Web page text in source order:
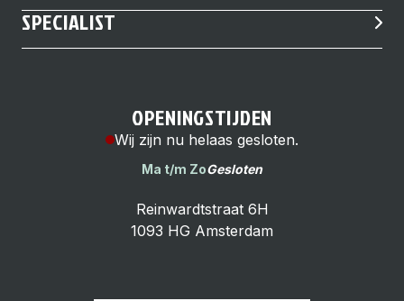
SPECIALIST
OPENINGSTIJDEN
Wij zijn nu helaas gesloten.
Ma t/m ZoGesloten
Reinwardtstraat 6H
1093 HG Amsterdam